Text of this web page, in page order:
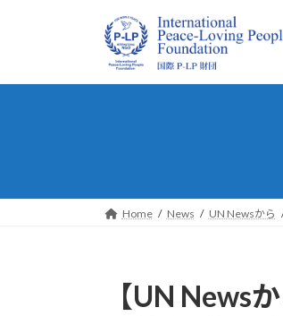
プ
動
Home News UN Newsから
【UN News